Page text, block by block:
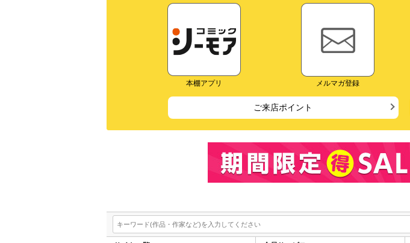
本棚アプリ メルマガ登録
ご来店ポイント